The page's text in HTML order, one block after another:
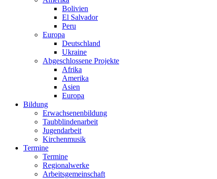
Bolivien
El Salvador
Peru
Europa
Deutschland
Ukraine
Abgeschlossene Projekte
Afrika
Amerika
Asien
Europa
Bildung
Erwachsenenbildung
Taubblindenarbeit
Jugendarbeit
Kirchenmusik
Termine
Termine
Regionalwerke
Arbeitsgemeinschaft